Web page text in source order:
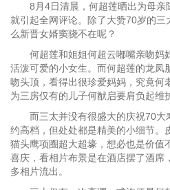
8月4日清晨，何超莲晒出为母亲
就引起全网评论。除了大赞70岁的
么新晋女婿窦骁不在呢？
何超莲和姐姐何超云嘟嘴亲吻妈
活泼可爱的小女生。而何超莲的龙凤
吻头顶，看得出很珍爱妈妈，究竟何
为三房仅有的儿子何猷启要肩负起维
而三太并没有很盛大的庆祝70大
约高档，但处处都是精美的小细节。
猫头鹰项圈超大超壕，想必也是价值
喜庆，看相片布景是在酒店摆了酒席
多相片流出。